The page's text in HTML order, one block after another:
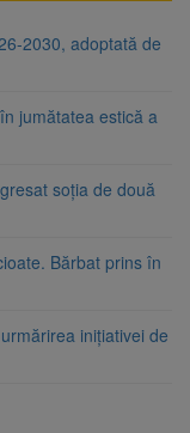
2030, adoptată de
jumătatea estică a
soția de două
Bărbat prins în
inițiativei de